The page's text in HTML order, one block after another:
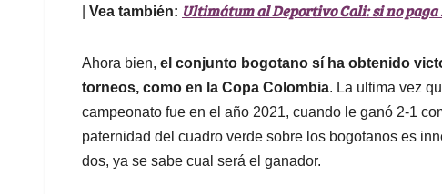
Vea también: Ultimátum al Deportivo Cali: si no
Ahora bien, el conjunto bogotano sí ha obtenido
torneos, como en la Copa Colombia. La ultima vez
campeonato fue en el año 2021, cuando le ganó 2-1
paternidad del cuadro verde sobre los bogotanos es
dos, ya se sabe cual será el ganador.